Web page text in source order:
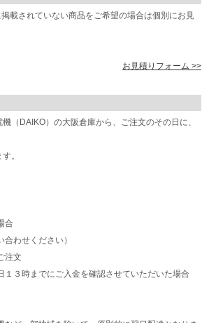
載されていない商品をご希望の場合は個別にお見
お見積りフォーム >>
DAIKO）の大阪倉庫から、ご注文のその日に、
。
合
わせください）
注文
３時までにご入金を確認させていただいた場合